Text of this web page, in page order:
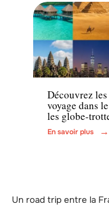
Voyage
Découvrez
voyage dans
les globe-
En savoir plus
Un road trip entre la